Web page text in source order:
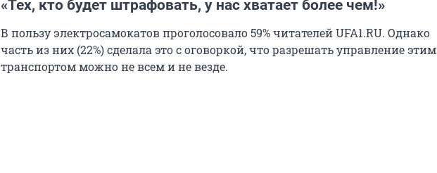
«Тех, кто будет штрафовать, у нас хватает более чем!»
В пользу электросамокатов проголосовало 59% читателей UFA1.RU. Однако
часть из них (22%) сделала это с оговоркой, что разрешать управление этим
транспортом можно не всем и не везде.